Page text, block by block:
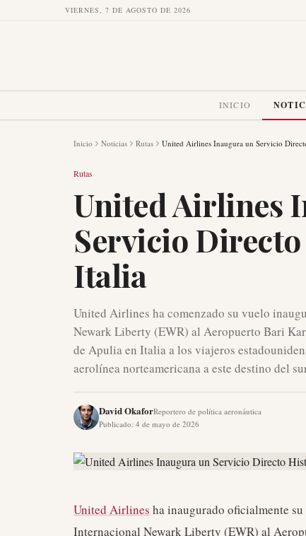
VIERNES, 7 DE AGOSTO DE 2026
INICIO
Inicio Noticias Rutas United Airlines Inaugura un Servicio
Rutas
United Airlines
Servicio
Italia
United Airlines ha comenzado su vuelo
Newark Liberty (EWR) al Aeropuerto Bari
de Apulia en Italia a los viajeros
aerolínea norteamericana a este destino del
David OkaforReportero de política aeronáutica
Publicado: 4 de mayo de 2026
United Airlines ha inaugurado oficialmente
Internacional Newark Liberty (EWR) al